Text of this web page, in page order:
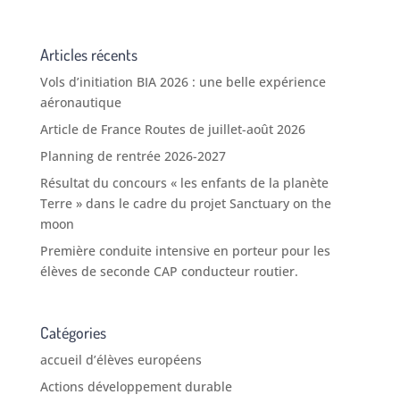
Articles récents
Vols d’initiation BIA 2026 : une belle expérience
aéronautique
Article de France Routes de juillet-août 2026
Planning de rentrée 2026-2027
Résultat du concours « les enfants de la planète
Terre » dans le cadre du projet Sanctuary on the
moon
Première conduite intensive en porteur pour les
élèves de seconde CAP conducteur routier.
Catégories
accueil d’élèves européens
Actions développement durable